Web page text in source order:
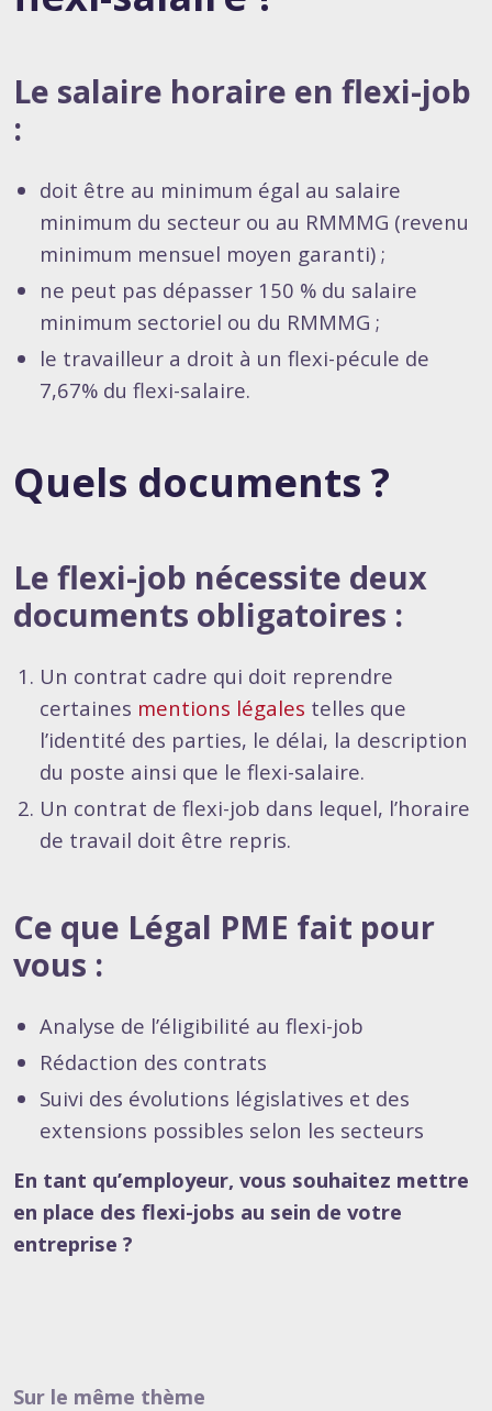
Le salaire horaire en flexi-job
:
doit être au minimum égal au salaire
minimum du secteur ou au RMMMG (revenu
minimum mensuel moyen garanti) ;
ne peut pas dépasser 150 % du salaire
minimum sectoriel ou du RMMMG ;
le travailleur a droit à un flexi-pécule de
7,67% du flexi-salaire.
Quels documents ?
Le flexi-job nécessite deux
documents obligatoires :
Un contrat cadre qui doit reprendre
certaines mentions légales telles que
l’identité des parties, le délai, la description
du poste ainsi que le flexi-salaire.
Un contrat de flexi-job dans lequel, l’horaire
de travail doit être repris.
Ce que Légal PME fait pour
vous :
Analyse de l’éligibilité au flexi-job
Rédaction des contrats
Suivi des évolutions législatives et des
extensions possibles selon les secteurs
En tant qu’employeur, vous souhaitez mettre
en place des flexi-jobs au sein de votre
entreprise ?
Sur le même thème